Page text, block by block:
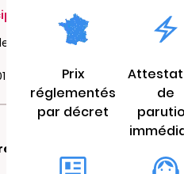
journal La
au capital de
Prix
réglementés
par décret
de